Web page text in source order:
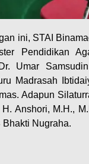
ini, STAI
Pendidikan
Umar
Madrasah
Adapun
Anshori, M.H.,
Bhakti Nugraha.